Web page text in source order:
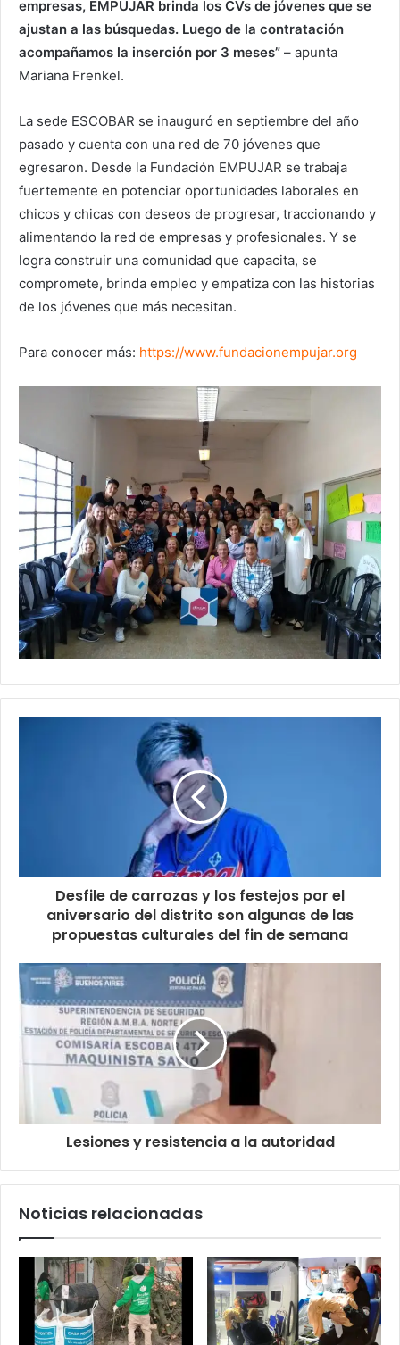
empresas, EMPUJAR brinda los CVs de jóvenes que se
ajustan a las búsquedas. Luego de la contratación
acompañamos la inserción por 3 meses” – apunta
Mariana Frenkel.
La sede ESCOBAR se inauguró en septiembre del año
pasado y cuenta con una red de 70 jóvenes que
egresaron. Desde la Fundación EMPUJAR se trabaja
fuertemente en potenciar oportunidades laborales en
chicos y chicas con deseos de progresar, traccionando y
alimentando la red de empresas y profesionales. Y se
logra construir una comunidad que capacita, se
compromete, brinda empleo y empatiza con las historias
de los jóvenes que más necesitan.
Para conocer más: https://www.fundacionempujar.org
Desfile de carrozas y los festejos por el
aniversario del distrito son algunas de las
propuestas culturales del fin de semana
Lesiones y resistencia a la autoridad
Noticias relacionadas